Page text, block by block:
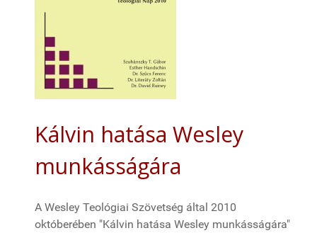
Kálvin hatása Wesley
munkásságára
A Wesley Teológiai Szövetség által 2010
októberében "Kálvin hatása Wesley munkásságára"